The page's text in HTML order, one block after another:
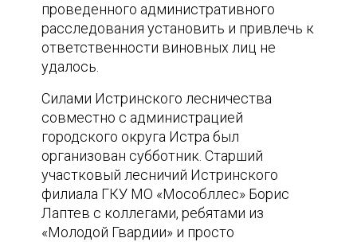
проведенного административного
расследования установить и привлечь к
ответственности виновных лиц не
удалось.
Силами Истринского лесничества
совместно с администрацией
городского округа Истра был
организован субботник. Старший
участковый лесничий Истринского
филиала ГКУ МО «Мособллес» Борис
Лаптев с коллегами, ребятами из
«Молодой Гвардии» и просто